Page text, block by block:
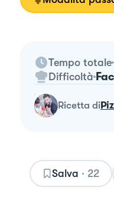
Tempo totale
Difficoltà
ricetta di
Salva · 22